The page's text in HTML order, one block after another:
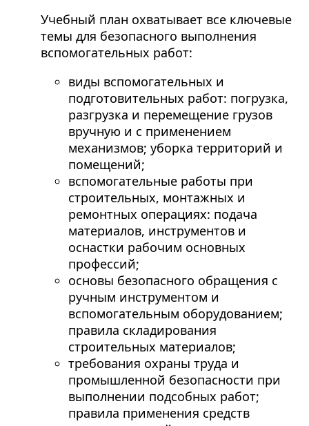
Учебный план охватывает все ключевые
темы для безопасного выполнения
вспомогательных работ:
виды вспомогательных и
подготовительных работ: погрузка,
разгрузка и перемещение грузов
вручную и с применением
механизмов; уборка территорий и
помещений;
вспомогательные работы при
строительных, монтажных и
ремонтных операциях: подача
материалов, инструментов и
оснастки рабочим основных
профессий;
основы безопасного обращения с
ручным инструментом и
вспомогательным оборудованием;
правила складирования
строительных материалов;
требования охраны труда и
промышленной безопасности при
выполнении подсобных работ;
правила применения средств